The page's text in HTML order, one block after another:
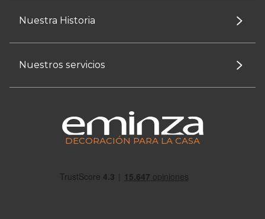
Nuestra Historia
Nuestros servicios
DECORACIÓN PARA LA CASA